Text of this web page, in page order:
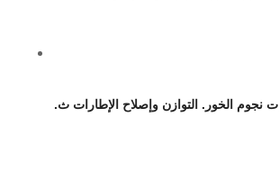
نجوم الخور. التوازن وإصلاح الإطارات ث.